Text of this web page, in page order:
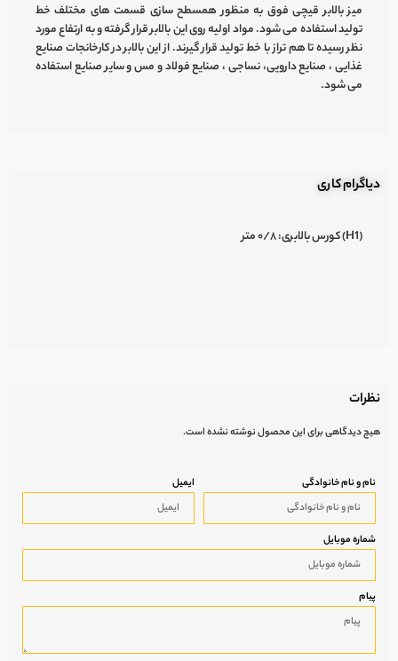
میز بالابر قیچی فوق به منظور همسطح سازی قسمت های مختلف خط
تولید استفاده می شود. مواد اولیه روی این بالابر قرار گرفته و به ارتفاع مورد
نظر رسیده تا هم تراز با خط تولید قرار گیرند. از این بالابر در کارخانجات صنایع
غذایی ، صنایع دارویی، نساجی ، صنایع فولاد و مس و سایر صنایع استفاده
می شود.
دیاگرام کاری
(H1) کورس بالابری:
نظرات
هیچ دیدگاهی برای این محصول نوشته نشده است.
نام و نام خانوادگی ایمیل
شماره موبایل
پیام